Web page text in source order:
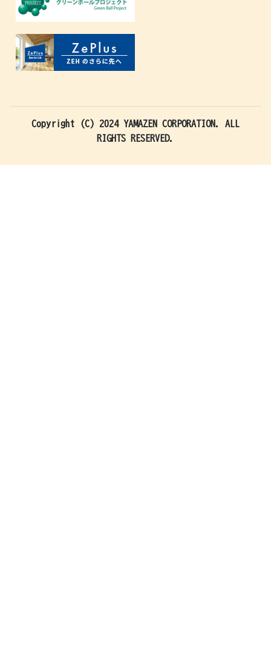
Copyright (C) 2024 YAMAZEN CORPORATION. ALL
RIGHTS RESERVED.